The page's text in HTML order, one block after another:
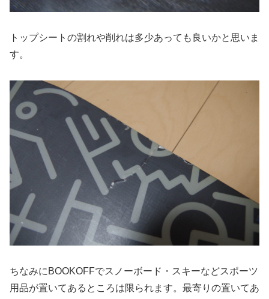
トップシートの割れや削れは多少あっても良いかと思いま
す。
ちなみにBOOKOFFでスノーボード・スキーなどスポーツ
用品が置いてあるところは限られます。最寄りの置いてあ